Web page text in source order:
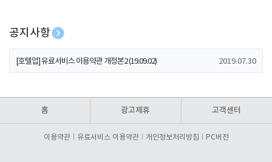
공지사항
[호텔업] 개인정보 처리방침 개정본1 (19.09.02)
[호텔업] 유료서비스 이용약관 개정본2 (19.09.02) 2019.07.30
홈 광고제휴 고객센터
이용약관 유료서비스 이용약관 개인정보처리방침 PC버전